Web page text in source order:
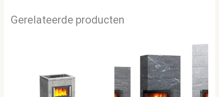
Gerelateerde producten